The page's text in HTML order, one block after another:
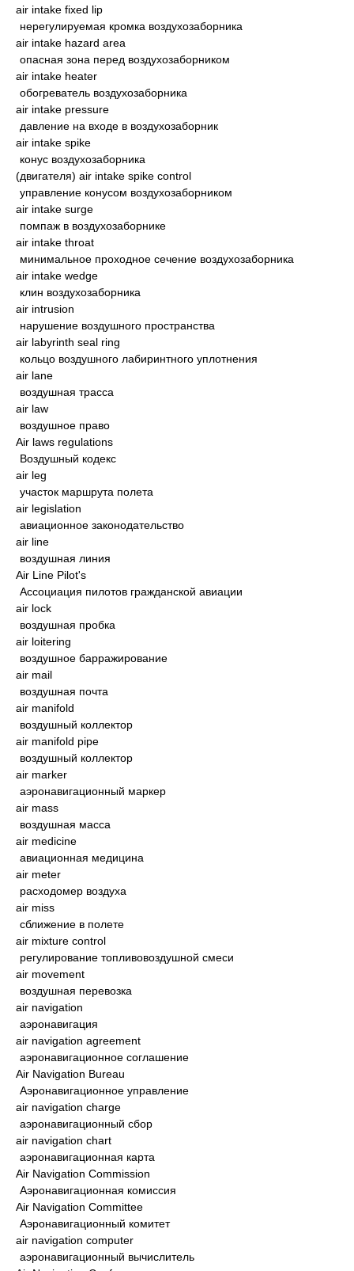
air intake fixed lip
нерегулируемая кромка воздухозаборника
air intake hazard area
опасная зона перед воздухозаборником
air intake heater
обогреватель воздухозаборника
air intake pressure
давление на входе в воздухозаборник
air intake spike
конус воздухозаборника
(двигателя) air intake spike control
управление конусом воздухозаборником
air intake surge
помпаж в воздухозаборнике
air intake throat
минимальное проходное сечение воздухозаборника
air intake wedge
клин воздухозаборника
air intrusion
нарушение воздушного пространства
air labyrinth seal ring
кольцо воздушного лабиринтного уплотнения
air lane
воздушная трасса
air law
воздушное право
Air laws regulations
Воздушный кодекс
air leg
участок маршрута полета
air legislation
авиационное законодательство
air line
воздушная линия
Air Line Pilot's
Ассоциация пилотов гражданской авиации
air lock
воздушная пробка
air loitering
воздушное барражирование
air mail
воздушная почта
air manifold
воздушный коллектор
air manifold pipe
воздушный коллектор
air marker
аэронавигационный маркер
air mass
воздушная масса
air medicine
авиационная медицина
air meter
расходомер воздуха
air miss
сближение в полете
air mixture control
регулирование топливовоздушной смеси
air movement
воздушная перевозка
air navigation
аэронавигация
air navigation agreement
аэронавигационное соглашение
Air Navigation Bureau
Аэронавигационное управление
air navigation charge
аэронавигационный сбор
air navigation chart
аэронавигационная карта
Air Navigation Commission
Аэронавигационная комиссия
Air Navigation Committee
Аэронавигационный комитет
air navigation computer
аэронавигационный вычислитель